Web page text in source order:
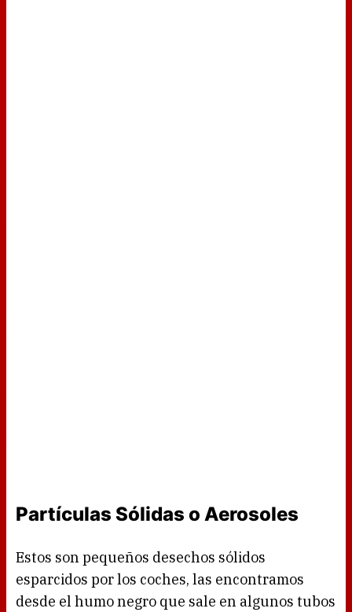
Partículas Sólidas o Aerosoles
Estos son pequeños desechos sólidos
esparcidos por los coches, las encontramos
desde el humo negro que sale en algunos tubos